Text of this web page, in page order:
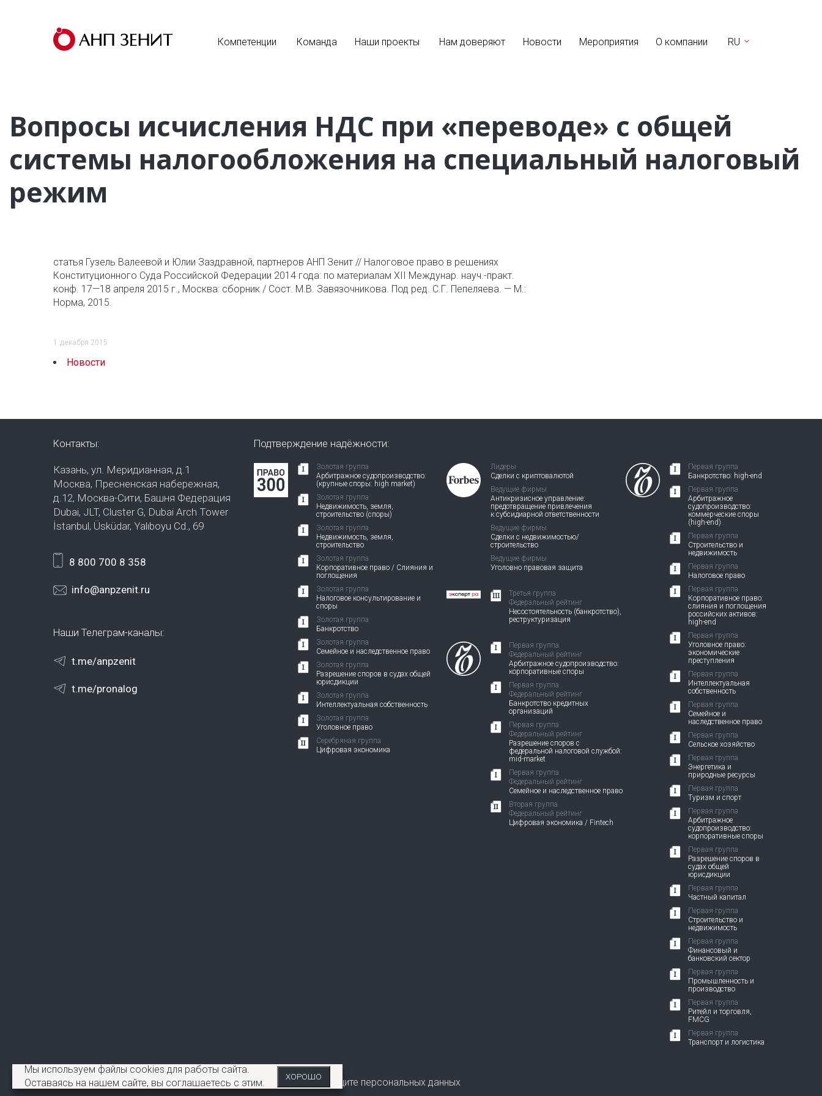
Компетенции Команда Наши проекты Нам доверяют Новости Мероприятия О компании RU
Вопросы исчисления НДС при «переводе» с общей
системы налогообложения на специальный налоговый
режим
статья Гузель Валеевой и Юлии Заздравной, партнеров АНП Зенит // Налоговое право в решениях
Конституционного Суда Российской Федерации 2014 года: по материалам XII Междунар. науч.-практ.
конф. 17—18 апреля 2015 г., Москва: сборник / Сост. М.В. Завязочникова. Под ред. С.Г. Пепеляева. — М.:
Норма, 2015.
1 декабря 2015
Новости
Контакты:
Казань, ул. Меридианная, д.1
Москва, Пресненская набережная,
д.12, Москва-Сити, Башня Федерация
Dubai, JLT, Cluster G, Dubai Arch Tower
İstanbul, Üsküdar, Yalıboyu Cd., 69
8 800 700 8 358
info@anpzenit.ru
Наши Телеграм-каналы:
t.me/anpzenit
t.me/pronalog
Подтверждение надёжности:
Золотая группа
Арбитражное судопроизводство:
(крупные споры: high market)
Золотая группа
Недвижимость, земля,
строительство (споры)
Золотая группа
Недвижимость, земля,
строительство
Золотая группа
Корпоративное право / Слияния и
поглощения
Золотая группа
Налоговое консультирование и
споры
Золотая группа
Банкротство
Золотая группа
Семейное и наследственное право
Золотая группа
Разрешение споров в судах общей
юрисдикции
Золотая группа
Интеллектуальная собственность
Золотая группа
Уголовное право
Серебряная группа
Цифровая экономика
Лидеры
Сделки с криптовалютой
Ведущие фирмы
Антикризисное управление:
предотвращение привлечения
к субсидиарной ответственности
Ведущие фирмы
Сделки с недвижимостью/
строительство
Ведущие фирмы
Уголовно правовая защита
Третья группа
Федеральный рейтинг
Несостоятельность (банкротство),
реструктуризация
Первая группа
Федеральный рейтинг
Арбитражное судопроизводство:
корпоративные споры
Первая группа
Федеральный рейтинг
Банкротство кредитных
организаций
Первая группа
Федеральный рейтинг
Разрешение споров с
федеральной налоговой службой:
mid-market
Первая группа
Федеральный рейтинг
Семейное и наследственное право
Вторая группа
Федеральный рейтинг
Цифровая экономика / Fintech
Первая группа
Банкротство: high-end
Первая группа
Арбитражное
судопроизводство:
коммерческие споры
(high-end)
Первая группа
Строительство и
недвижимость
Первая группа
Налоговое право
Первая группа
Корпоративное право:
слияния и поглощения
российских активов:
high-end
Первая группа
Уголовное право:
экономические
преступления
Первая группа
Интеллектуальная
собственность
Первая группа
Семейное и
наследственное право
Первая группа
Сельское хозяйство
Первая группа
Энергетика и
природные ресурсы
Первая группа
Туризм и спорт
Первая группа
Арбитражное
судопроизводство:
корпоративные споры
Первая группа
Разрешение споров в
судах общей
юрисдикции
Первая группа
Частный капитал
Первая группа
Строительство и
недвижимость
Первая группа
Финансовый и
банковский сектор
Первая группа
Промышленность и
производство
Первая группа
Ритейл и торговля,
FMCG
Первая группа
Транспорт и логистика
© 2010-2026 АНП ЗЕНИТ. Все права защищены. Политика по защите персональных данных
Мы используем файлы cookies для работы сайта.
Оставаясь на нашем сайте, вы соглашаетесь с этим.
ХОРОШО